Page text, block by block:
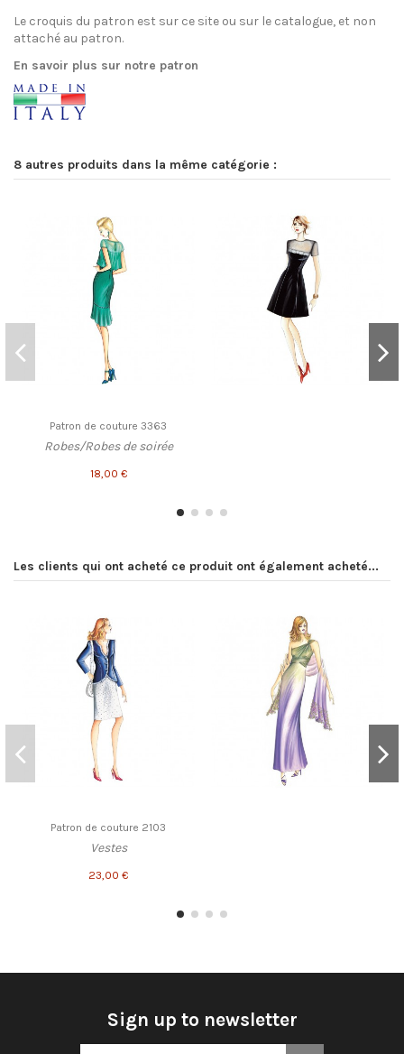
Le croquis du patron est sur ce site ou sur le catalogue, et non
attaché au patron.
En savoir plus sur notre patron
8 autres produits dans la même catégorie :
Patron de couture 3363
Robes/Robes de soirée
18,00 €
Les clients qui ont acheté ce produit ont également acheté...
Patron de couture 2103
Vestes
23,00 €
Sign up to newsletter